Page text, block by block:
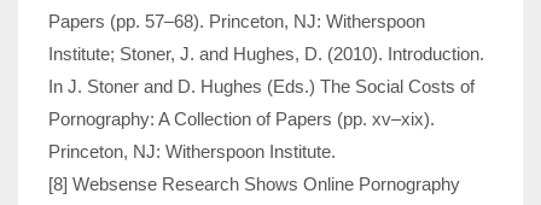
Papers (pp. 57–68). Princeton, NJ: Witherspoon
Institute; Stoner, J. and Hughes, D. (2010). Introduction.
In J. Stoner and D. Hughes (Eds.) The Social Costs of
Pornography: A Collection of Papers (pp. xv–xix).
Princeton, NJ: Witherspoon Institute.
[8] Websense Research Shows Online Pornography